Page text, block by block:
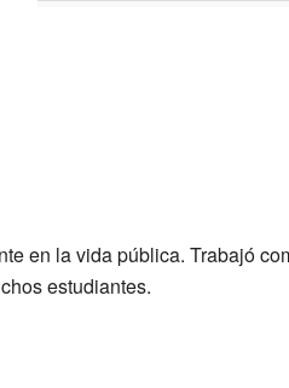
en la vida pública. Trabajó
estudiantes.